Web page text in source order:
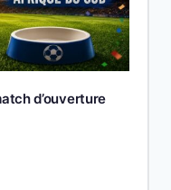
d’ouverture